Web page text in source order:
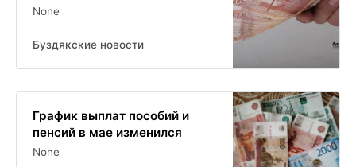
None
Буздякские новости
График выплат пособий и
пенсий в мае изменился
None